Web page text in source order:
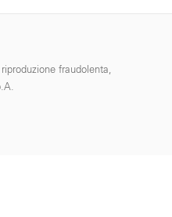
fraudolenta,